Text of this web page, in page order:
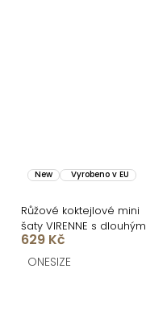
New Vyrobeno v EU
Růžové koktejlové mini
šaty VIRENNE s dlouhým
rukávem
629 Kč
ONESIZE